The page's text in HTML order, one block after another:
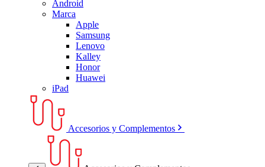
Android
Marca
Apple
Samsung
Lenovo
Kalley
Honor
Huawei
iPad
Accesorios y Complementos